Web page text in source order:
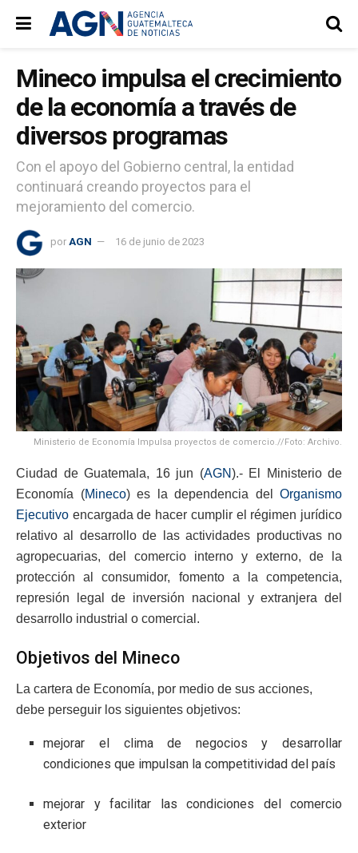
Mineco impulsa el crecimiento
de la economía a través de
diversos programas
Con el apoyo del Gobierno central, la entidad
continuará creando proyectos para el
mejoramiento del comercio.
por AGN 16 de junio de 2023
Ministerio de Economía Impulsa proyectos de comercio.//Foto: Archivo.
Ciudad de Guatemala, 16 jun (AGN).- El Ministerio de
Economía (Mineco) es la dependencia del Organismo
Ejecutivo encargada de hacer cumplir el régimen jurídico
relativo al desarrollo de las actividades productivas no
agropecuarias, del comercio interno y externo, de la
protección al consumidor, fomento a la competencia,
represión legal de inversión nacional y extranjera del
desarrollo industrial o comercial.
Objetivos del Mineco
La cartera de Economía, por medio de sus acciones,
debe perseguir los siguientes objetivos:
mejorar el clima de negocios y desarrollar
condiciones que impulsan la competitividad del país
mejorar y facilitar las condiciones del comercio
exterior